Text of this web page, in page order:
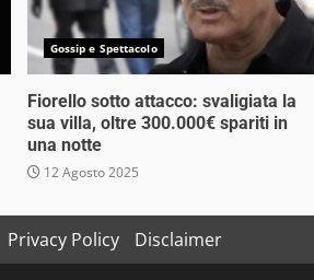
Gossip e Spettacolo
Fiorello sotto attacco: svaligiata la
sua villa, oltre 300.000€ spariti in
una notte
12 Agosto 2025
Privacy Policy
Disclaimer